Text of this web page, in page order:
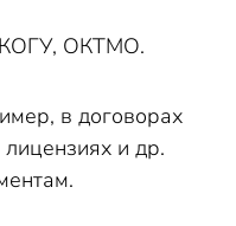
ОКТМО.
в договорах
и др.